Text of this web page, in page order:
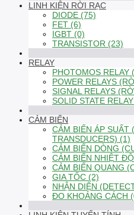
LINH KIỆN RỜI RẠC
DIODE (75)
FET (6)
IGBT (0)
TRANSISTOR (23)
RELAY
PHOTOMOS RELAY
POWER RELAYS
SIGNAL RELAYS
SOLID STATE
CẢM BIẾN
CẢM BIẾN ÁP SUẤT
TRANSDUCERS) (1)
CẢM BIẾN DÒNG
CẢM BIẾN NHIỆT
CẢM BIẾN QUANG
GIA TỐC (2)
NHẬN DIỆN
ĐO KHOẢNG CÁCH